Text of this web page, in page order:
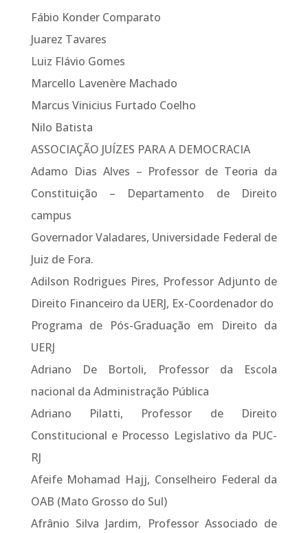
Fábio Konder Comparato
Juarez Tavares
Luiz Flávio Gomes
Marcello Lavenère Machado
Marcus Vinicius Furtado Coelho
Nilo Batista
ASSOCIAÇÃO JUÍZES PARA A DEMOCRACIA
Adamo Dias Alves – Professor de Teoria da
Constituição – Departamento de Direito
campus
Governador Valadares, Universidade Federal de
Juiz de Fora.
Adilson Rodrigues Pires, Professor Adjunto de
Direito Financeiro da UERJ, Ex-Coordenador do
Programa de Pós-Graduação em Direito da
UERJ
Adriano De Bortoli, Professor da Escola
nacional da Administração Pública
Adriano Pilatti, Professor de Direito
Constitucional e Processo Legislativo da PUC-
RJ
Afeife Mohamad Hajj, Conselheiro Federal da
OAB (Mato Grosso do Sul)
Afrânio Silva Jardim, Professor Associado de